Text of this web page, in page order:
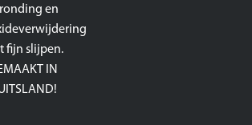
en
fijn slijpen.
IN